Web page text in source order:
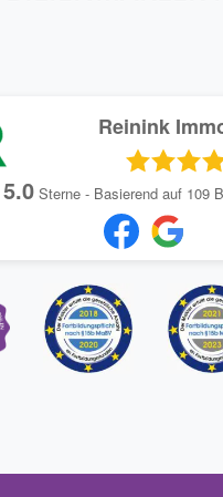
Reinink
5.0 Sterne - Basierend auf 109